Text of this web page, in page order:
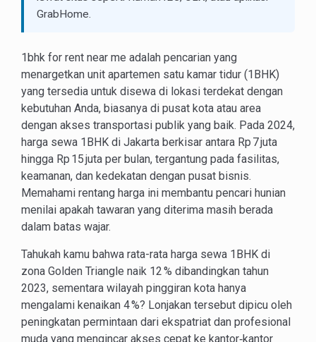
GrabHome.
1bhk for rent near me adalah pencarian yang
menargetkan unit apartemen satu kamar tidur (1BHK)
yang tersedia untuk disewa di lokasi terdekat dengan
kebutuhan Anda, biasanya di pusat kota atau area
dengan akses transportasi publik yang baik. Pada 2024,
harga sewa 1BHK di Jakarta berkisar antara Rp 7 juta
hingga Rp 15 juta per bulan, tergantung pada fasilitas,
keamanan, dan kedekatan dengan pusat bisnis.
Memahami rentang harga ini membantu pencari hunian
menilai apakah tawaran yang diterima masih berada
dalam batas wajar.
Tahukah kamu bahwa rata-rata harga sewa 1BHK di
zona Golden Triangle naik 12 % dibandingkan tahun
2023, sementara wilayah pinggiran kota hanya
mengalami kenaikan 4 %? Lonjakan tersebut dipicu oleh
peningkatan permintaan dari ekspatriat dan profesional
muda yang mengincar akses cepat ke kantor‑kantor